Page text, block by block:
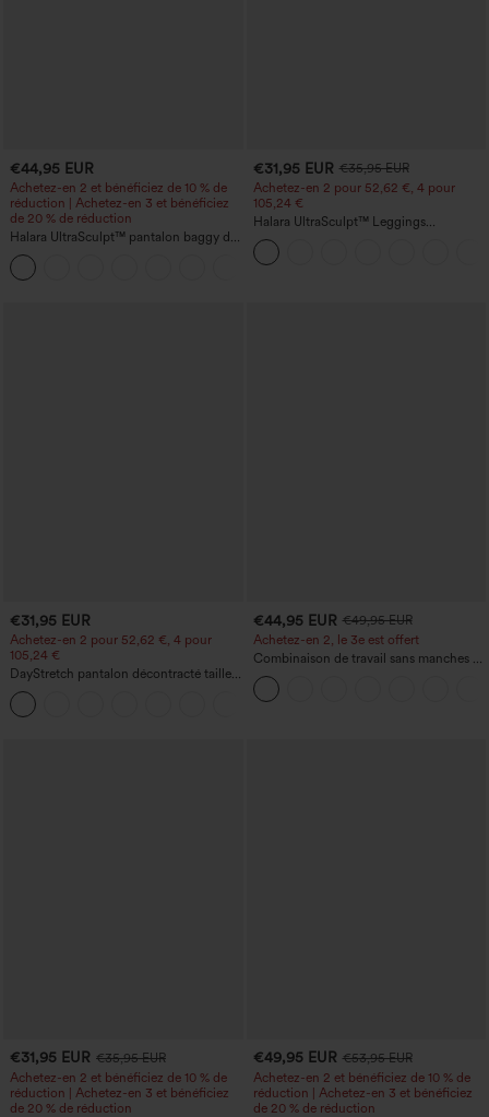
€44,95 EUR
Achetez-en 2 et bénéficiez de 10 % de
réduction | Achetez-en 3 et bénéficiez
de 20 % de réduction
Halara UltraSculpt™ pantalon baggy de
yoga taille haute à effet gainant pour le
ventre, à rayures color block, avec
poches
€31,95 EUR €35,95 EUR
Achetez-en 2 pour 52,62 €, 4 pour
105,24 €
Halara UltraSculpt™ Leggings
d'entraînement sculptants taille haute,
effet ventre plat, avec poche
€31,95 EUR
Achetez-en 2 pour 52,62 €, 4 pour
105,24 €
DayStretch pantalon décontracté taille
haute à jambe en forme de tonneau
avec poches
€44,95 EUR €49,95 EUR
Achetez-en 2, le 3e est offert
Combinaison de travail sans manches à
encolure bateau, côtés noués, toucher
frais, rayée, avec poches — Édition Easy
Peezy
€31,95 EUR €35,95 EUR
Achetez-en 2 et bénéficiez de 10 % de
réduction | Achetez-en 3 et bénéficiez
de 20 % de réduction
€49,95 EUR €53,95 EUR
Achetez-en 2 et bénéficiez de 10 % de
réduction | Achetez-en 3 et bénéficiez
de 20 % de réduction